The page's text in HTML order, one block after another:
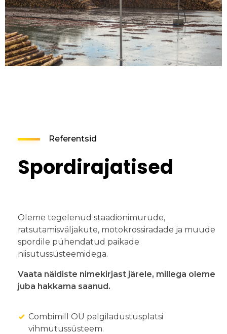
Referentsid
Spordirajatised
Oleme tegelenud staadionimurude,
ratsutamisväljakute, motokrossiradade ja muude
spordile pühendatud paikade
niisutussüsteemidega.
Vaata näidiste nimekirjast järele, millega oleme
juba hakkama saanud.
Combimill OÜ palgiladustusplatsi
vihmutussüsteem.